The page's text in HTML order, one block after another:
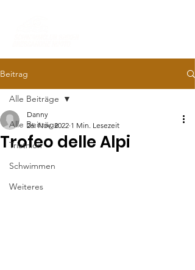
Beitrag
Alle Beiträge
Triathlon
Schwimmen
Weiteres
Alle Beiträge
Trofeo delle Alpi
Danny
26. Nov. 2022 1 Min. Lesezeit